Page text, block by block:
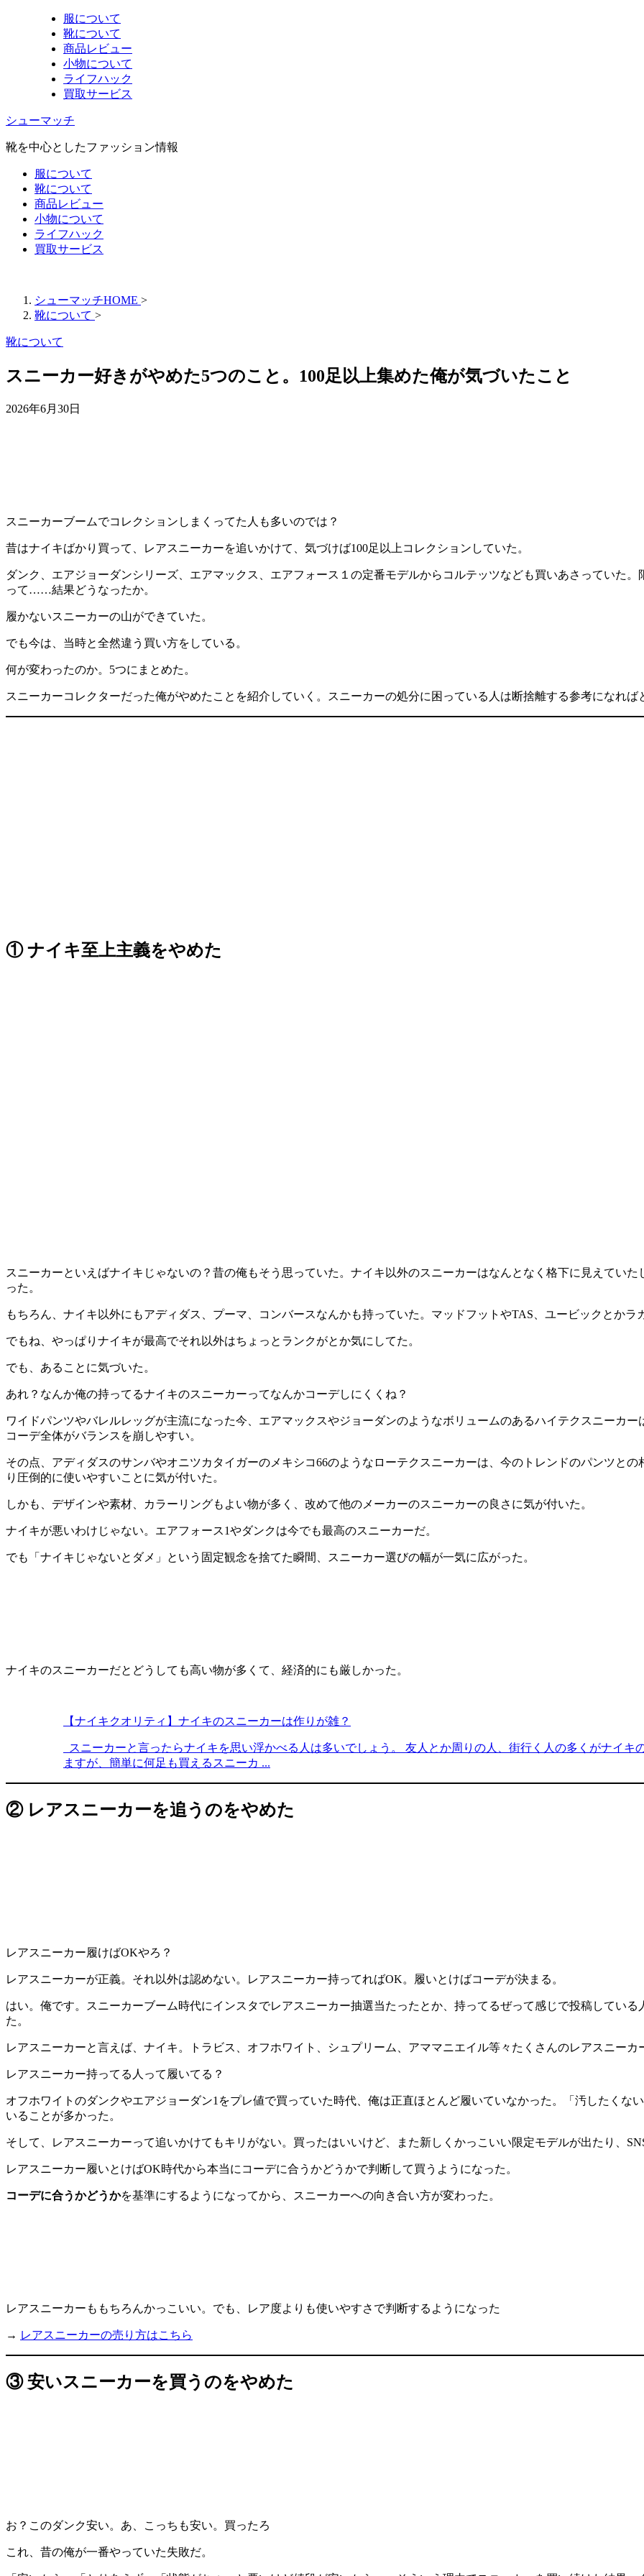
服について
靴について
商品レビュー
小物について
ライフハック
買取サービス
シューマッチ
靴を中心としたファッション情報
服について
靴について
商品レビュー
小物について
ライフハック
買取サービス
シューマッチHOME >
靴について >
靴について
スニーカー好きがやめた5つのこと。100足以上集めた俺が気づいたこと
2026年6月30日
スニーカーブームでコレクションしまくってた人も多いのでは？
昔はナイキばかり買って、レアスニーカーを追いかけて、気づけば100足以上コレクションしていた。
ダンク、エアジョーダンシリーズ、エアマックス、エアフォース１の定番モデルからコルテッツなども買いあさっていた
って……結果どうなったか。
履かないスニーカーの山ができていた。
でも今は、当時と全然違う買い方をしている。
何が変わったのか。5つにまとめた。
スニーカーコレクターだった俺がやめたことを紹介していく。スニーカーの処分に困っている人は断捨離する参考になれば
① ナイキ至上主義をやめた
スニーカーといえばナイキじゃないの？昔の俺もそう思っていた。ナイキ以外のスニーカーはなんとなく格下に見えてい
った。
もちろん、ナイキ以外にもアディダス、プーマ、コンバースなんかも持っていた。マッドフットやTAS、ユービックとか
でもね、やっぱりナイキが最高でそれ以外はちょっとランクがとか気にしてた。
でも、あることに気づいた。
あれ？なんか俺の持ってるナイキのスニーカーってなんかコーデしにくくね？
ワイドパンツやバレルレッグが主流になった今、エアマックスやジョーダンのようなボリュームのあるハイテクスニーカ
コーデ全体がバランスを崩しやすい。
その点、アディダスのサンバやオニツカタイガーのメキシコ66のようなローテクスニーカーは、今のトレンドのパンツと
り圧倒的に使いやすいことに気が付いた。
しかも、デザインや素材、カラーリングもよい物が多く、改めて他のメーカーのスニーカーの良さに気が付いた。
ナイキが悪いわけじゃない。エアフォース1やダンクは今でも最高のスニーカーだ。
でも「ナイキじゃないとダメ」という固定観念を捨てた瞬間、スニーカー選びの幅が一気に広がった。
ナイキのスニーカーだとどうしても高い物が多くて、経済的にも厳しかった。
【ナイキクオリティ】ナイキのスニーカーは作りが雑？
スニーカーと言ったらナイキを思い浮かべる人は多いでしょう。 友人とか周りの人、街行く人の多くがナイ
ますが、簡単に何足も買えるスニーカ ...
② レアスニーカーを追うのをやめた
レアスニーカー履けばOKやろ？
レアスニーカーが正義。それ以外は認めない。レアスニーカー持ってればOK。履いとけばコーデが決まる。
はい。俺です。スニーカーブーム時代にインスタでレアスニーカー抽選当たったとか、持ってるぜって感じで投稿してい
た。
レアスニーカーと言えば、ナイキ。トラビス、オフホワイト、シュプリーム、アママニエイル等々たくさんのレアスニーカ
レアスニーカー持ってる人って履いてる？
オフホワイトのダンクやエアジョーダン1をプレ値で買っていた時代、俺は正直ほとんど履いていなかった。「汚したくな
いることが多かった。
そして、レアスニーカーって追いかけてもキリがない。買ったはいいけど、また新しくかっこいい限定モデルが出たり、
レアスニーカー履いとけばOK時代から本当にコーデに合うかどうかで判断して買うようになった。
コーデに合うかどうかを基準にするようになってから、スニーカーへの向き合い方が変わった。
レアスニーカーももちろんかっこいい。でも、レア度よりも使いやすさで判断するようになった
→ レアスニーカーの売り方はこちら
③ 安いスニーカーを買うのをやめた
お？このダンク安い。あ、こっちも安い。買ったろ
これ、昔の俺が一番やっていた失敗だ。